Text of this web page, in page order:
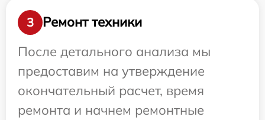
3
Ремонт техники
После детального анализа мы
предоставим на утверждение
окончательный расчет, время
ремонта и начнем ремонтные